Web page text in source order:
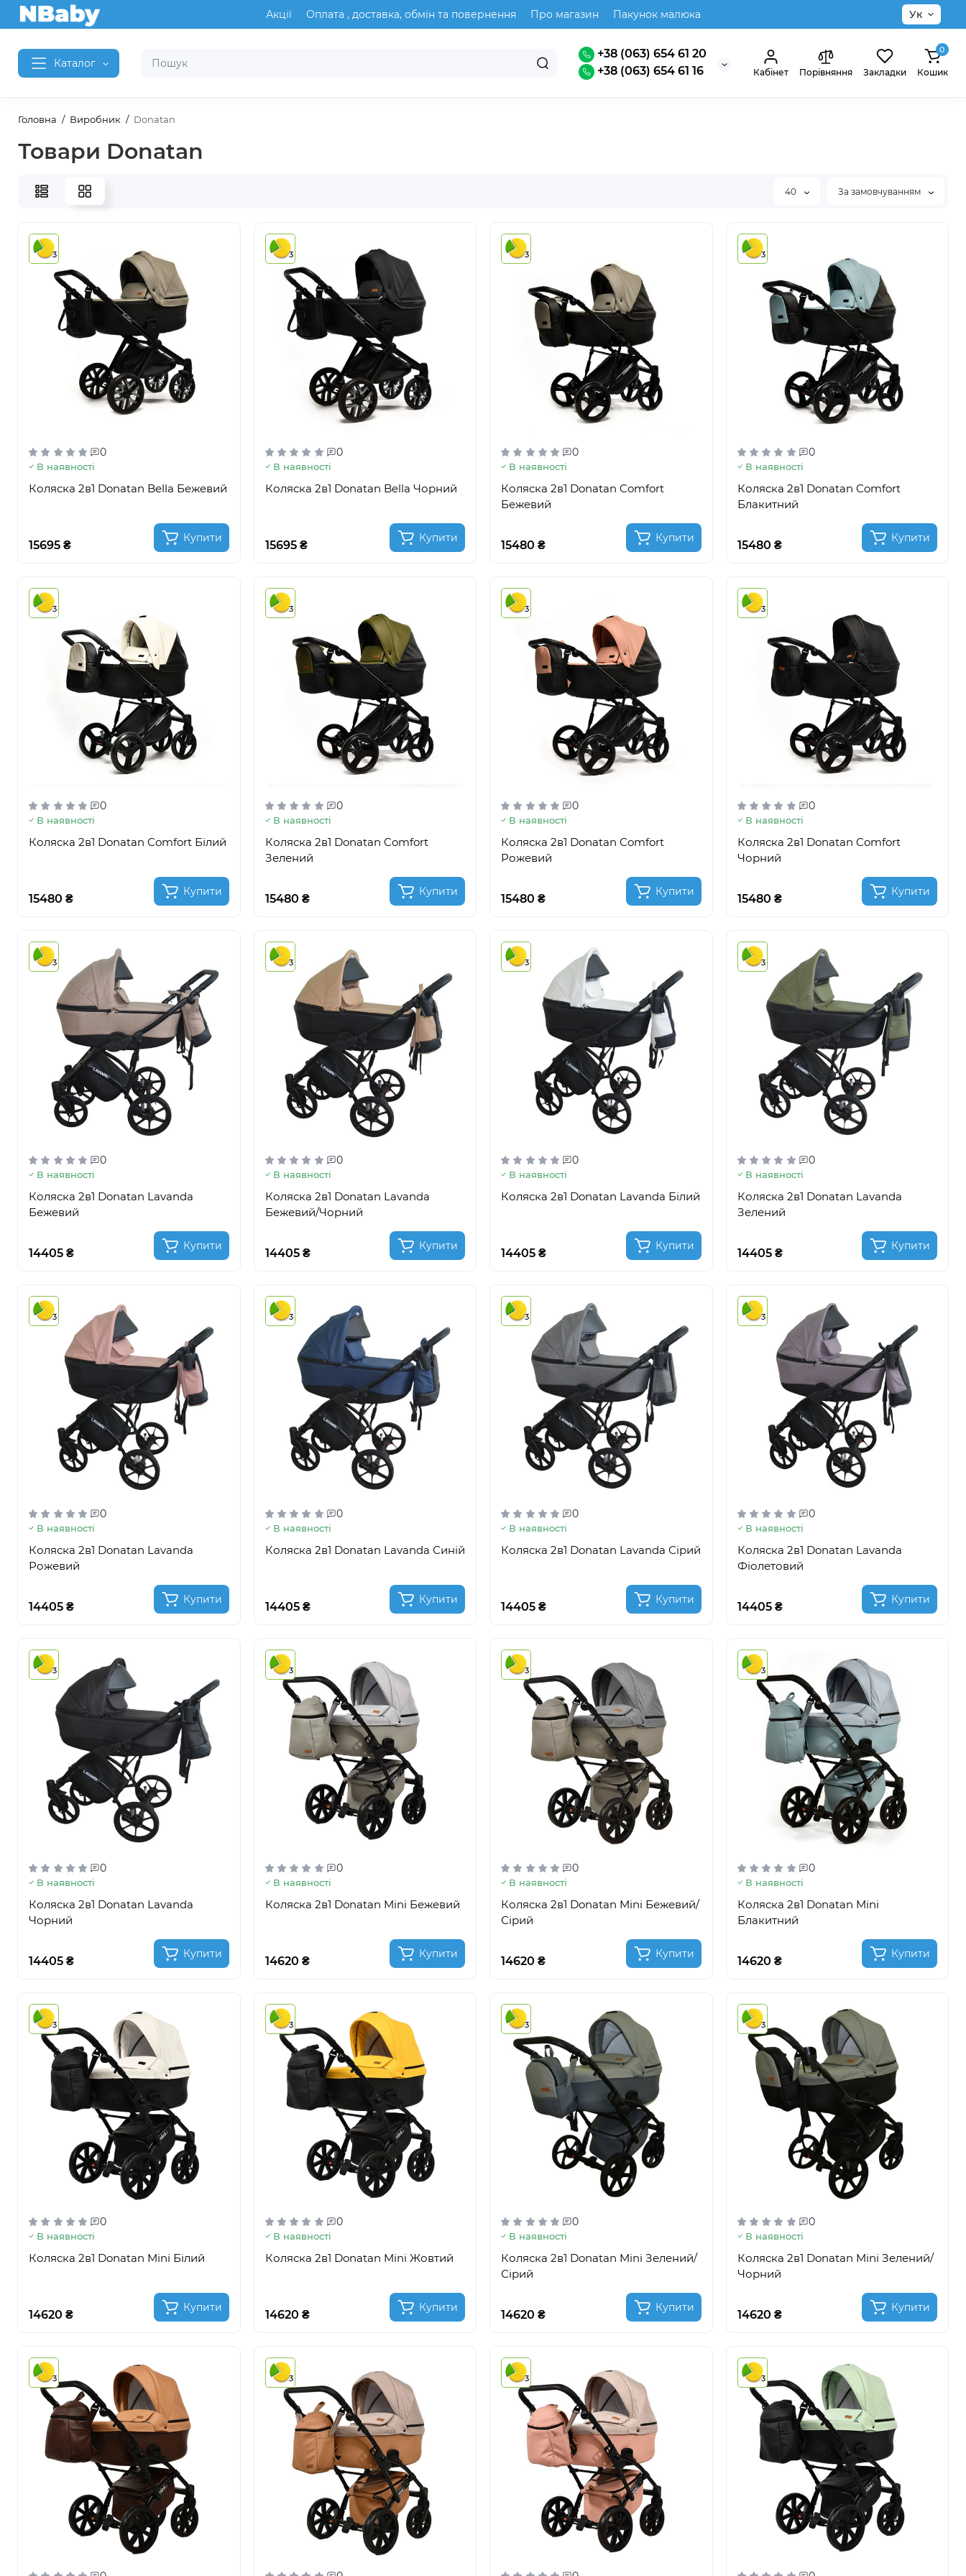
Акції Оплата , доставка, обмін та повернення Про магазин Пакунок малюка Ук
Каталог
+38 (063) 654 61 20
+38 (063) 654 61 16
Кабінет Порівняння Закладки
0
Кошик
Головна Виробник Donatan
Товари Donatan
40 За замовчуванням
3
0
В наявності
Коляска 2в1 Donatan Bella Бежевий
15695 ₴
Купити
3
0
В наявності
Коляска 2в1 Donatan Bella Чорний
15695 ₴
Купити
3
0
В наявності
Коляска 2в1 Donatan Comfort
Бежевий
15480 ₴
Купити
3
0
В наявності
Коляска 2в1 Donatan Comfort
Блакитний
15480 ₴
Купити
3
0
В наявності
Коляска 2в1 Donatan Comfort Білий
15480 ₴
Купити
3
0
В наявності
Коляска 2в1 Donatan Comfort
Зелений
15480 ₴
Купити
3
0
В наявності
Коляска 2в1 Donatan Comfort
Рожевий
15480 ₴
Купити
3
0
В наявності
Коляска 2в1 Donatan Comfort
Чорний
15480 ₴
Купити
3
0
В наявності
Коляска 2в1 Donatan Lavanda
Бежевий
14405 ₴
Купити
3
0
В наявності
Коляска 2в1 Donatan Lavanda
Бежевий/Чорний
14405 ₴
Купити
3
0
В наявності
Коляска 2в1 Donatan Lavanda Білий
14405 ₴
Купити
3
0
В наявності
Коляска 2в1 Donatan Lavanda
Зелений
14405 ₴
Купити
3
0
В наявності
Коляска 2в1 Donatan Lavanda
Рожевий
14405 ₴
Купити
3
0
В наявності
Коляска 2в1 Donatan Lavanda Синій
14405 ₴
Купити
3
0
В наявності
Коляска 2в1 Donatan Lavanda Сірий
14405 ₴
Купити
3
0
В наявності
Коляска 2в1 Donatan Lavanda
Фіолетовий
14405 ₴
Купити
3
0
В наявності
Коляска 2в1 Donatan Lavanda
Чорний
14405 ₴
Купити
3
0
В наявності
Коляска 2в1 Donatan Mini Бежевий
14620 ₴
Купити
3
0
В наявності
Коляска 2в1 Donatan Mini Бежевий/
Сірий
14620 ₴
Купити
3
0
В наявності
Коляска 2в1 Donatan Mini
Блакитний
14620 ₴
Купити
3
0
В наявності
Коляска 2в1 Donatan Mini Білий
14620 ₴
Купити
3
0
В наявності
Коляска 2в1 Donatan Mini Жовтий
14620 ₴
Купити
3
0
В наявності
Коляска 2в1 Donatan Mini Зелений/
Сірий
14620 ₴
Купити
3
0
В наявності
Коляска 2в1 Donatan Mini Зелений/
Чорний
14620 ₴
Купити
3 3 3 3